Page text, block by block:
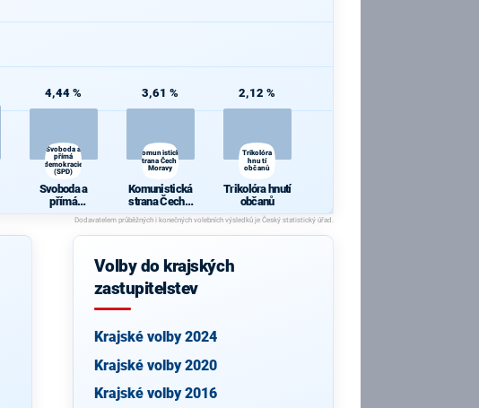
4,44 %
Svoboda a
přímá
demokracie
(SPD)
Svoboda a
přímá
demokracie
(SPD)
3,61 %
Komunistická
strana Čech a
Moravy
Komunistická
strana Čech a
Moravy
2,12 %
Trikolóra
hnutí
občanů
Trikolóra hnutí
občanů
Volby do krajských
zastupitelstev
Krajské volby 2024
Krajské volby 2020
Krajské volby 2016